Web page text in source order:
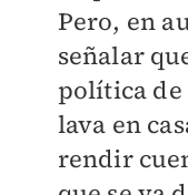
Pero, en
señalar
política de
lava en
rendir